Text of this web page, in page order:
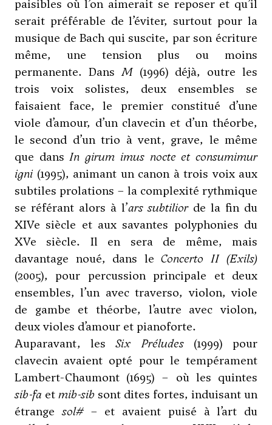
paisibles où l’on aimerait se reposer et qu’il
serait préférable de l’éviter, surtout pour la
musique de Bach qui suscite, par son écriture
même, une tension plus ou moins
permanente. DansM(1996) déjà, outre les
trois voix solistes, deux ensembles se
faisaient face, le premier constitué d’une
viole d’amour, d’un clavecin et d’un théorbe,
le second d’un trio à vent, grave, le même
que dansIn girum imus nocte et consumimur
igni(1995), animant un canon à trois voix aux
subtiles prolations – la complexité rythmique
se référant alors à l’ars subtiliorde la fin du
XIVe siècle et aux savantes polyphonies du
XVe siècle. Il en sera de même, mais
davantage noué, dans le Concerto II (Exils)
(2005), pour percussion principale et deux
ensembles, l’un avec traverso, violon, viole
de gambe et théorbe, l’autre avec violon,
deux violes d’amour et pianoforte.
Auparavant, lesSix Préludes(1999) pour
clavecin avaient opté pour le tempérament
Lambert-Chaumont (1695) – où les quintes
sib-fa etmib-sib sont dites fortes, induisant un
étrangesol#– et avaient puisé à l’art du